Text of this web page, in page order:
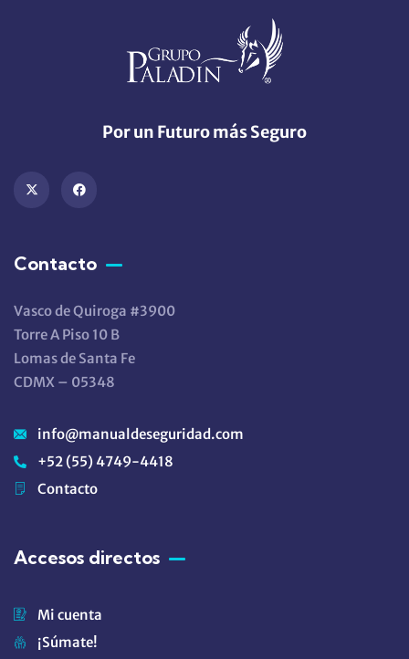
Por un Futuro más Seguro
Contacto
Vasco de Quiroga #3900
Torre A Piso 10 B
Lomas de Santa Fe
CDMX – 05348
info@manualdeseguridad.com
+52 (55) 4749-4418
Contacto
Accesos directos
Mi cuenta
¡Súmate!